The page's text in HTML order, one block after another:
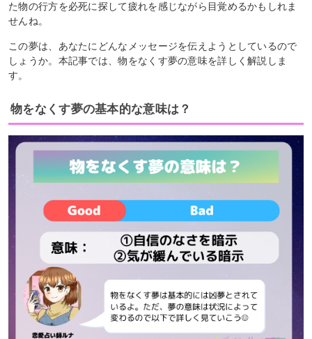
た物の行方を必死に探して疲れを感じながら目覚めるかもしれま
せんね。
この夢は、あなたにどんなメッセージを伝えようとしているので
しょうか。本記事では、物をなくす夢の意味を詳しく解説しま
す。
物をなくす夢の基本的な意味は？